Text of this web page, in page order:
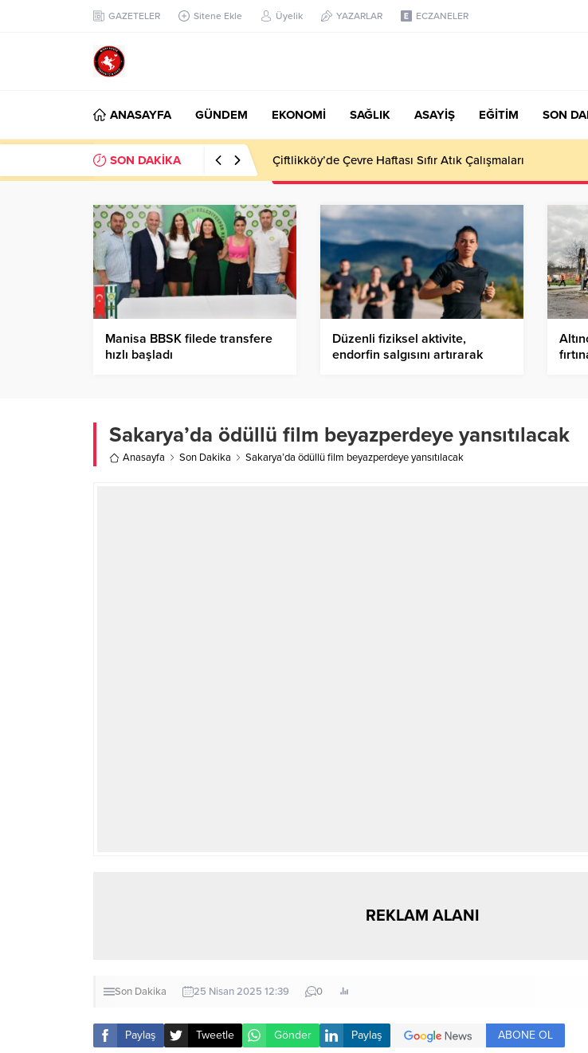
GAZETELER Sitene Ekle Üyelik YAZARLAR ECZANELER
ANASAYFA GÜNDEM EKONOMİ SAĞLIK ASAYİŞ EĞİTİM SON
SON DAKİKA Çiftlikköy’de Çevre Haftası Sıfır Atık Çalışmaları
Manisa BBSK filede transfere
hızlı başladı
Düzenli fiziksel aktivite,
endorfin salgısını artırarak
Sakarya’da ödüllü film beyazperdeye yansıtılacak
Anasayfa Son Dakika Sakarya’da ödüllü film beyazperdeye yansıtılacak
REKLAM ALANI
Son Dakika 25 Nisan 2025 12:39 0
Paylaş Tweetle Gönder Paylaş ABONE OL